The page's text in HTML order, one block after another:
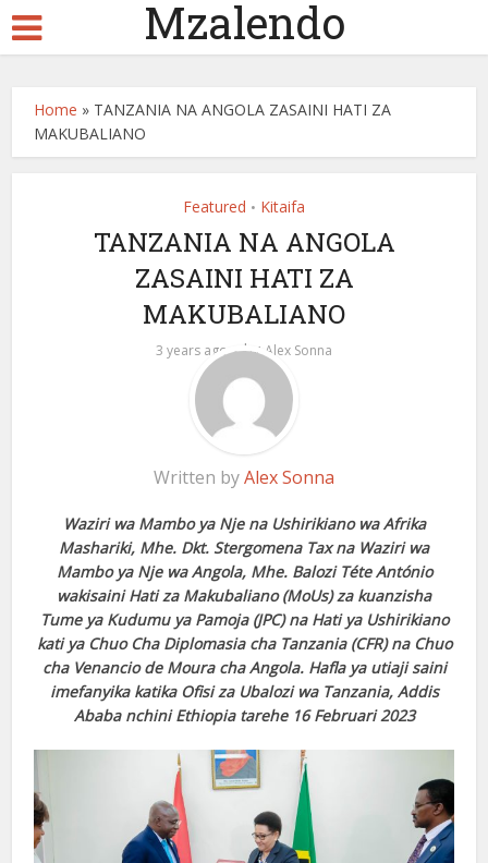
Mzalendo
Home » TANZANIA NA ANGOLA ZASAINI HATI ZA
MAKUBALIANO
Featured • Kitaifa
TANZANIA NA ANGOLA
ZASAINI HATI ZA
MAKUBALIANO
3 years ago by Alex Sonna
Written byAlex Sonna
Waziri wa Mambo ya Nje na Ushirikiano wa Afrika
Mashariki, Mhe. Dkt. Stergomena Tax na Waziri wa
Mambo ya Nje wa Angola, Mhe. Balozi Téte António
wakisaini Hati za Makubaliano (MoUs) za kuanzisha
Tume ya Kudumu ya Pamoja (JPC) na Hati ya Ushirikiano
kati ya Chuo Cha Diplomasia cha Tanzania (CFR) na Chuo
cha Venancio de Moura cha Angola. Hafla ya utiaji saini
imefanyika katika Ofisi za Ubalozi wa Tanzania, Addis
Ababa nchini Ethiopia tarehe 16 Februari 2023